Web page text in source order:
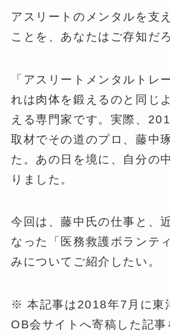
アスリートのメンタルを支
ことを、あなたはご存知だ
「アスリートメンタルト
れは肉体を鍛えるのと同じ
える専門家です。実際、
取材でその道のプロ、藤中
た。あの日を境に、自分の
りました。
今回は、藤中氏の仕事と、
なった「医務救護ボランテ
みについてご紹介したい。
※ 本記事は2018年7月に東
OB会サイトへ寄稿した記